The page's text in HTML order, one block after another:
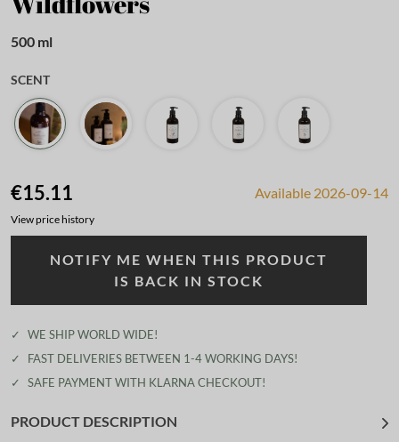
500 ml
SCENT
€15.11 Available 2026-09-14
View price history
NOTIFY ME WHEN THIS PRODUCT
IS BACK IN STOCK
✓
WE SHIP WORLD WIDE!
✓
FAST DELIVERIES BETWEEN 1-4 WORKING DAYS!
✓
SAFE PAYMENT WITH KLARNA CHECKOUT!
PRODUCT DESCRIPTION